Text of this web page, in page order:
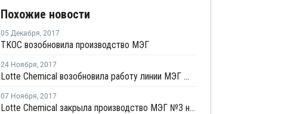
Похожие новости
05 Декабря, 2017
TKOC возобновила производство МЭГ
24 Ноября, 2017
Lotte Chemical возобновила работу линии МЭГ № 3 в Йосу после ремонта
07 Ноября, 2017
Lotte Chemical закрыла производство МЭГ №3 на ремонт